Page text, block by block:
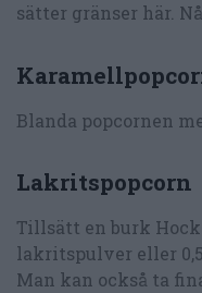
sätter gränser här.
Blanda popcornen
Lakritspopcorn
Tillsätt en burk
lakritspulver eller
Man kan också ta